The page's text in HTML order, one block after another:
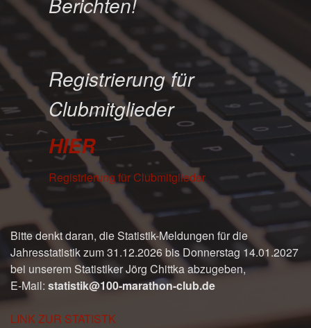
Registrierung für
Clubmitglieder
HIER
Registrierung für Clubmitglieder
Bitte denkt daran, die Statistik-Meldungen für die
Jahresstatistik zum 31.12.2026 bis Donnerstag 14.01.2027
bei unserem Statistiker Jörg Chittka abzugeben,
E-Mail: statistik@100-marathon-club.de
LINK ZUR STATISTK